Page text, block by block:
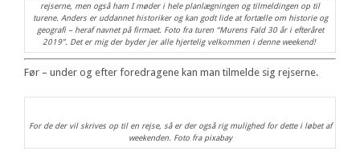
rejserne, men også ham I møder i hele planlægningen og tilmeldingen op til
turene. Anders er uddannet historiker og kan godt lide at fortælle om historie og
geografi – heraf navnet på firmaet. Foto fra turen “Murens Fald 30 år i efteråret
2019”. Det er mig der byder jer alle hjertelig velkommen i denne weekend!
Før – under og efter foredragene kan man tilmelde sig rejserne.
For de der vil skrives op til en rejse, så er der også rig mulighed for dette i løbet af
weekenden. Foto fra pixabay